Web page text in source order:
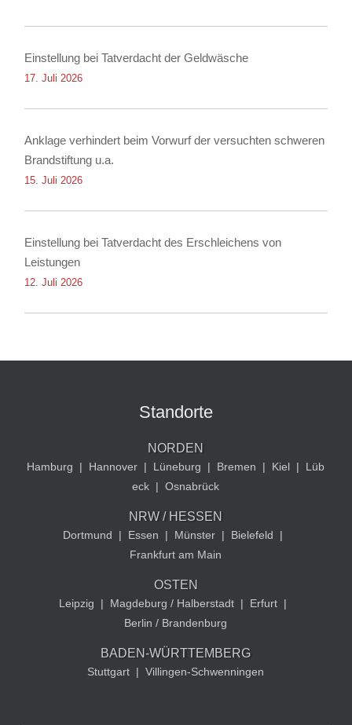
Einstellung bei Tatverdacht der Geldwäsche
17. Juli 2026
Anklage verhindert beim Vorwurf der versuchten schweren
Brandstiftung u.a.
15. Juli 2026
Einstellung bei Tatverdacht des Erschleichens von
Leistungen
12. Juli 2026
Standorte
NORDEN
Hamburg | Hannover | Lüneburg | Bremen | Kiel |
Lüb
eck | Osnabrück
NRW / HESSEN
Dortmund | Essen | Münster | Bielefeld
|
Frankfurt am Main
OSTEN
Leipzig | Magdeburg / Halberstadt | Erfurt |
Berlin / Brandenburg
BADEN-WÜRTTEMBERG
Stuttgart | Villingen-Schwenningen